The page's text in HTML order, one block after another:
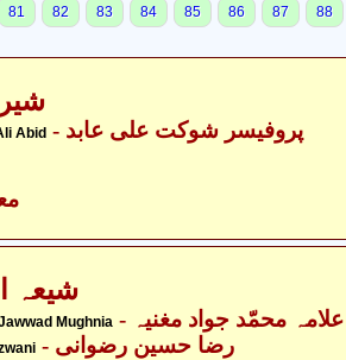
81 82 83 84 85 86 87 88
Abid - پروفیسر شوکت علی عابد
-
Mughnia - علامہ محمّد جواد مغنیہ
- رضا حسین رضوانی